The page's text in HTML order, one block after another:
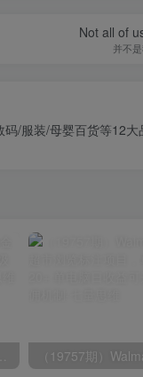
Not all of
并不
/服装/母婴百货等12大
姆级教程及全套工具【揭秘】